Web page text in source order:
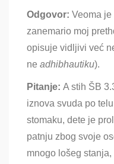
Odgovor: Veoma
zanemario moj
opisuje vidljivi već
ne adhibhautiku).
Pitanje: A stih ŠB
iznova svuda po
stomaku, dete je
patnju zbog svoje
mnogo lošeg